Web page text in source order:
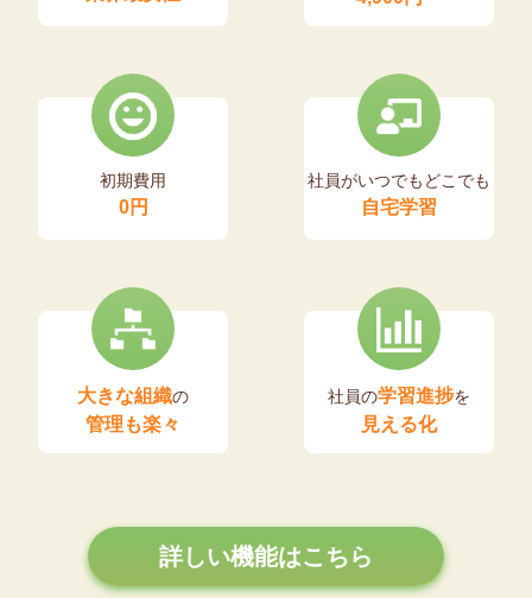
初期費用
0円
社員がいつでもどこでも
自宅学習
大きな組織の
管理も楽々
社員の学習進捗を
見える化
詳しい機能はこちら